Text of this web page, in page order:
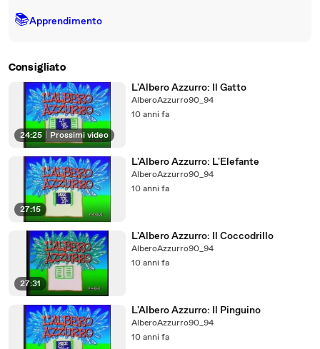
📚Apprendimento
Consigliato
24:25 Prossimi video
L'Albero Azzurro: Il Gatto
AlberoAzzurro90_94
10 anni fa
27:15
L'Albero Azzurro: L'Elefante
AlberoAzzurro90_94
10 anni fa
27:31
L'Albero Azzurro: Il Coccodrillo
AlberoAzzurro90_94
10 anni fa
L'Albero Azzurro: Il Pinguino
AlberoAzzurro90_94
10 anni fa